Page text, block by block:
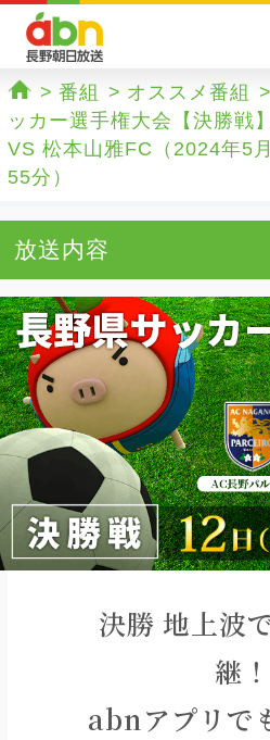
ホーム
番組 オススメ番組
ッカー選手権大会【決勝戦
VS 松本山雅FC（2024年5
55分）
放送内容
決勝 地上波
継！
abnアプリで